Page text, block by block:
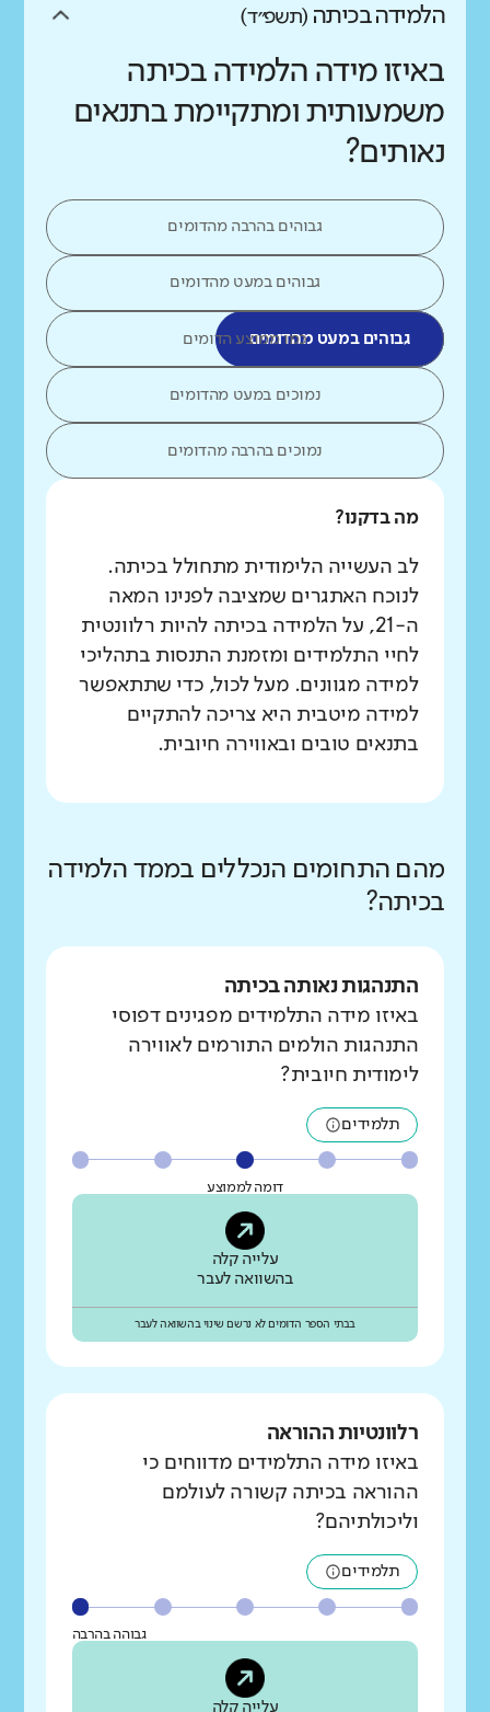
הלמידה בכיתה (תשפ״ד)
באיזו מידה הלמידה בכיתה
משמעותית ומתקיימת בתנאים
נאותים?
גבוהים בהרבה מהדומים
גבוהים במעט מהדומים
גבוהים במעט מהדומיםכמו ממוצע הדומים
נמוכים במעט מהדומים
נמוכים בהרבה מהדומים
מה בדקנו?
לב העשייה הלימודית מתחולל בכיתה.
לנוכח האתגרים שמציבה לפנינו המאה
ה-21, על הלמידה בכיתה להיות רלוונטית
לחיי התלמידים ומזמנת התנסות בתהליכי
למידה מגוונים. מעל לכול, כדי שתתאפשר
למידה מיטבית היא צריכה להתקיים
בתנאים טובים ובאווירה חיובית.
מהם התחומים הנכללים בממד הלמידה
בכיתה?
התנהגות נאותה בכיתה
באיזו מידה התלמידים מפגינים דפוסי
התנהגות הולמים התורמים לאווירה
לימודית חיובית?
תלמידים
דומה לממוצע
עלייה קלה
בהשוואה לעבר
בבתי הספר הדומים לא נרשם שינוי בהשוואה לעבר
רלוונטיות ההוראה
באיזו מידה התלמידים מדווחים כי
ההוראה בכיתה קשורה לעולמם
וליכולתיהם?
תלמידים
גבוהה בהרבה
עלייה קלה